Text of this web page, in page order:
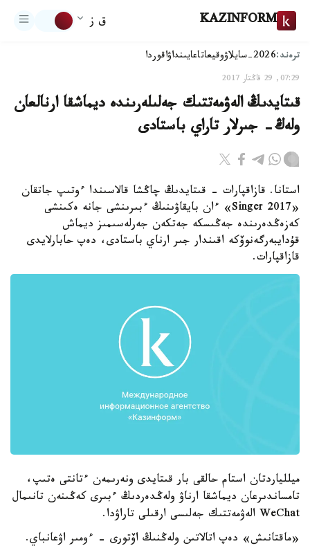
KAZINFORM ق ز
ترەند:2026-سايلاۋ وقيعاتاعايىنداۋاقوردا
07:29, 29 قاڭتار 2017
قىتايدىڭ الەۋمەتتىك جەلىلەرىندە ديماشقا ارنالعان
ولەڭ- جىرلار تاراي باستادى
استانا. قازاقپارات - قىتايدىڭ چاڭشا قالاسىندا ءوتىپ جاتقان
«Singer 2017» ءان بايقاۋىنىڭ ءبىرىنشى جانە ەكىنشى
كەزەڭدەرىندە جەڭىسكە جەتكەن جەرلەسىمىز ديماش
قۇدايبەرگەنوۆكە اقىندار جىر ارناي باستادى، دەپ حابارلايدى
قازاقپارات.
ميللياردتان استام حالقى بار قىتايدى ونەرىمەن ءتانتى ەتىپ،
تامساندىرعان ديماشقا ارناۋ ولەڭدەردىڭ ءبىرى كەڭىنەن تانىمال
WeChat الەۋمەتتىك جەلىسى ارقىلى تاراۋدا.
«ماقتانىش» دەپ اتالاتىن ولەڭنىڭ اۆتورى - ءومىر اۋعانباي.